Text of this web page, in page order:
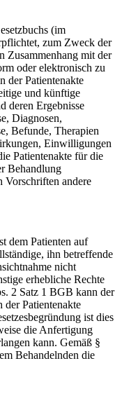
(im
zum Zweck der
Zusammenhang mit der
oder elektronisch zu
der Patientenakte
und künftige
deren Ergebnisse
Diagnosen,
Befunde, Therapien
Einwilligungen
Patientenakte für die
Behandlung
Vorschriften andere
Patienten auf
ihn betreffende
nicht
erhebliche Rechte
2 Satz 1 BGB kann der
der Patientenakte
ist dies
die Anfertigung
kann. Gemäß §
Behandelnden die